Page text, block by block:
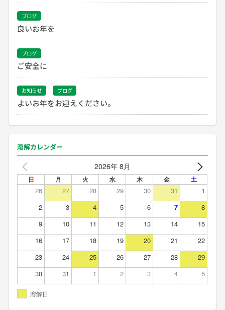
ブログ
良いお年を
ブログ
ご安全に
お知らせ ブログ
よいお年をお迎えください。
溶解カレンダー
2026年 8月
日 月 火 水 木 金 土
26 27 28 29 30 31
1
2
3 4 5 6 7
8
9
10 11 12 13 14
15
16
17 18 19 20 21
22
23
24 25 26 27 28
29
30
31 1 2 3 4 5
溶解日